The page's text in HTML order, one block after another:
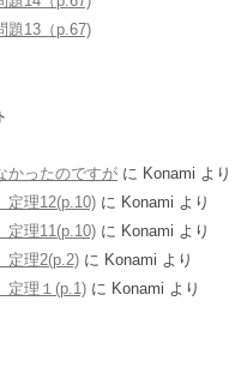
13（p.67)
かったのですが に Konami より
理12(p.10) に Konami より
理11(p.10) に Konami より
理2(p.2) に Konami より
理１(p.1) に Konami より